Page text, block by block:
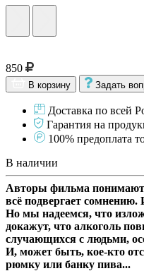
850
В корзину Задать
Доставка по всей
Гарантия на
100% предоплата
В наличии
Авторы фильма
всё подвергает сомнению.
Но мы надеемся, что
докажут, что алкоголь
случающихся с людьми,
И, может быть, кое-кто
рюмку или банку пива...